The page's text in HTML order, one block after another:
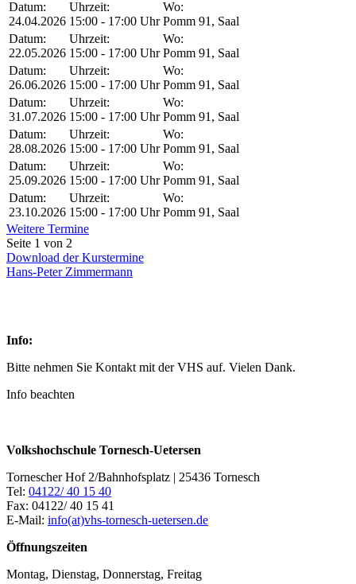
Datum:
24.04.2026
Uhrzeit:
15:00 - 17:00 Uhr
Wo:
Pomm 91, Saal
Datum:
22.05.2026
Uhrzeit:
15:00 - 17:00 Uhr
Wo:
Pomm 91, Saal
Datum:
26.06.2026
Uhrzeit:
15:00 - 17:00 Uhr
Wo:
Pomm 91, Saal
Datum:
31.07.2026
Uhrzeit:
15:00 - 17:00 Uhr
Wo:
Pomm 91, Saal
Datum:
28.08.2026
Uhrzeit:
15:00 - 17:00 Uhr
Wo:
Pomm 91, Saal
Datum:
25.09.2026
Uhrzeit:
15:00 - 17:00 Uhr
Wo:
Pomm 91, Saal
Datum:
23.10.2026
Uhrzeit:
15:00 - 17:00 Uhr
Wo:
Pomm 91, Saal
Weitere Termine
Seite 1 von 2
Download der Kurstermine
Hans-Peter Zimmermann
Info:
Bitte nehmen Sie Kontakt mit der VHS auf. Vielen Dank.
Info beachten
Volkshochschule Tornesch-Uetersen
Tornescher Hof 2/Bahnhofsplatz | 25436 Tornesch
Tel: 04122/ 40 15 40
Fax: 04122/ 40 15 41
E-Mail: info(at)vhs-tornesch-uetersen.de
Öffnungszeiten
Montag, Dienstag, Donnerstag, Freitag